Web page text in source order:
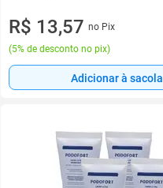
R$ 13,57 no Pix
(5% de desconto no pix)
Adicionar à sacola